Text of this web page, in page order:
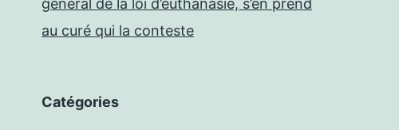
général de la loi d’euthanasie, s’en prend
au curé qui la conteste
Catégories